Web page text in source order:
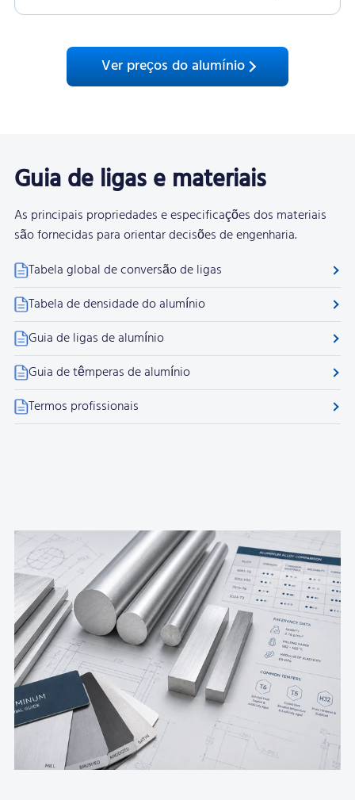
Ver preços do alumínio
Guia de ligas e materiais
As principais propriedades e especificações dos materiais
são fornecidas para orientar decisões de engenharia.
Tabela global de conversão de ligas
Tabela de densidade do alumínio
Guia de ligas de alumínio
Guia de têmperas de alumínio
Termos profissionais